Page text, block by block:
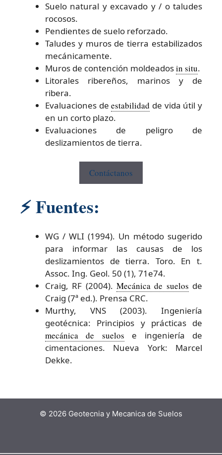
Suelo natural y excavado y / o taludes
rocosos.
Pendientes de suelo reforzado.
Taludes y muros de tierra estabilizados
mecánicamente.
Muros de contención moldeadosin situ.
Litorales ribereños, marinos y de
ribera.
Evaluaciones deestabilidad de vida útil y
en un corto plazo.
Evaluaciones de peligro de
deslizamientos de tierra.
Contáctanos
⚡Fuentes:
WG / WLI (1994). Un método sugerido
para informar las causas de los
deslizamientos de tierra. Toro. En t.
Assoc. Ing. Geol. 50 (1), 71e74.
Craig, RF (2004). Mecánica de suelos de
Craig (7ª ed.). Prensa CRC.
Murthy, VNS (2003). Ingeniería
geotécnica: Principios y prácticas de
mecánica de suelos e ingeniería de
cimentaciones. Nueva York: Marcel
Dekke.
© 2026 Geotecnia y Mecanica de Suelos